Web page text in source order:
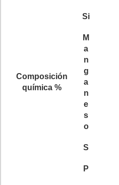
Composición
química%
Si
M
a
n
g
a
n
e
s
o
S
P